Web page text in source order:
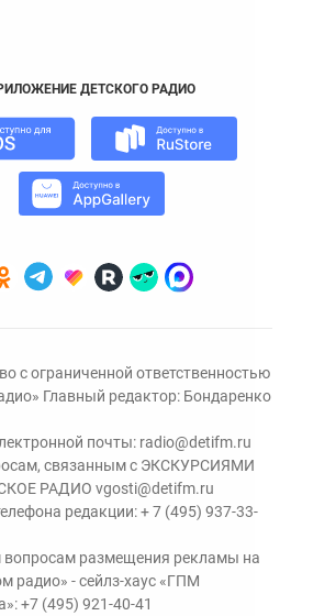
ДЕТСКОГО РАДИО
с ограниченной ответственностью
Главный редактор: Бондаренко
почты: radio@detifm.ru
связанным с ЭКСКУРСИЯМИ
РАДИО vgosti@detifm.ru
редакции:+ 7 (495) 937-33-
вопросам размещения рекламы на
радио» - сейлз-хаус «ГПМ
+7 (495) 921-40-41